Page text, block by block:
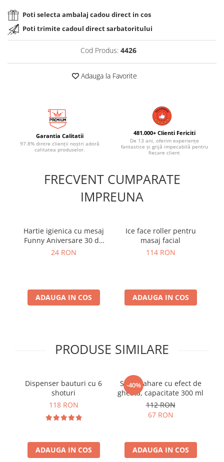
Poti selecta ambalaj cadou direct in cos
Poti trimite cadoul direct sarbatoritului
Cod Produs: 4426
Adauga la Favorite
Garantia Calitatii
97.8% dintre clienții noștri adoră
calitatea produselor.
481.000+ Clienti Fericiti
De 13 ani, oferim experiențe
fantastice și grijă impecabilă pentru
fiecare client
FRECVENT CUMPARATE
IMPREUNA
Hartie igienica cu mesaj
Funny Aniversare 30 de
ani
24 RON
ADAUGA IN COS
Ice face roller pentru
masaj facial
114 RON
ADAUGA IN COS
PRODUSE SIMILARE
Dispenser bauturi cu 6
shoturi
118 RON
ADAUGA IN COS
-40%
Set 4 pahare cu efect de
gheata, capacitate 300 ml
112 RON
67 RON
ADAUGA IN COS